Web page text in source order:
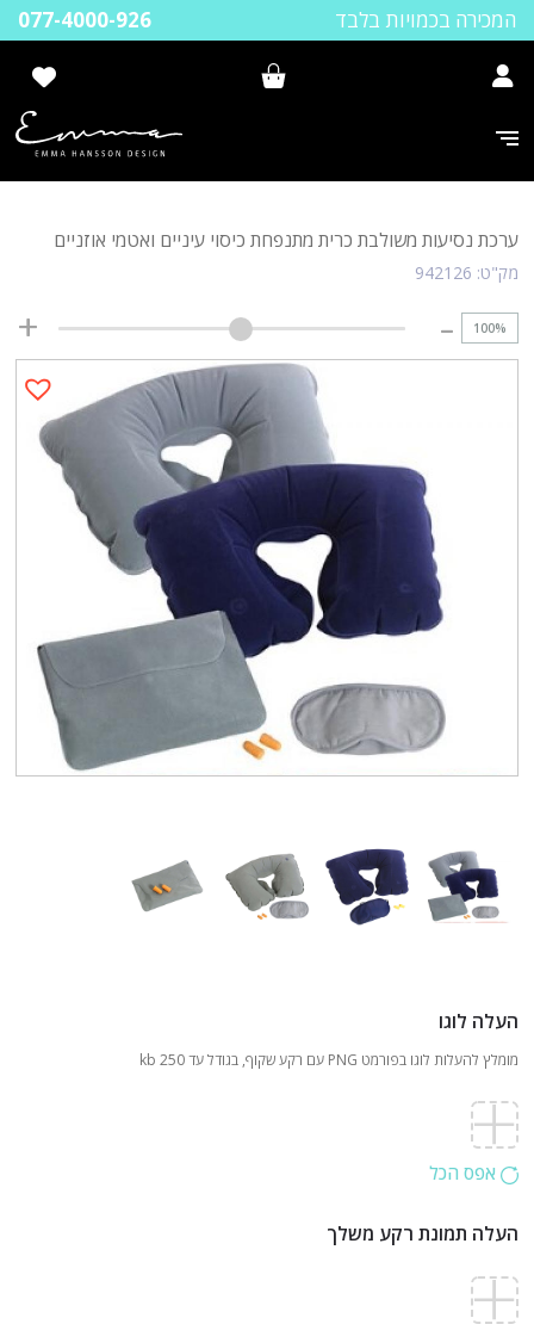
077-4000-926 המכירה בכמויות בלבד
ערכת נסיעות משולבת כרית מתנפחת כיסוי עיניים ואטמי אוזניים
מק"ט: 942126
100%
העלה לוגו
מומלץ להעלות לוגו בפורמט PNG עם רקע שקוף, בגודל עד 250 kb
אפס הכל
העלה תמונת רקע משלך